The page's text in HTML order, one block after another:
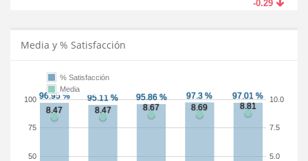
-0.29
Media y % Satisfacción
50
75
100
5.0
7.5
10.0
% Satisfacción
Media